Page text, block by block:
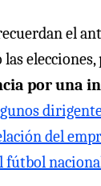
el
elecciones,
por una
del